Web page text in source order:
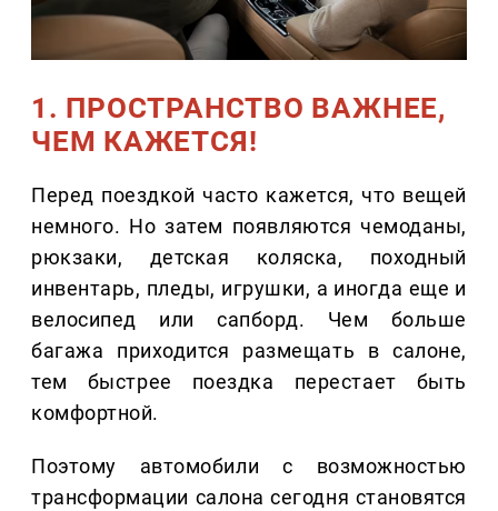
1. ПРОСТРАНСТВО ВАЖНЕЕ,
ЧЕМ КАЖЕТСЯ!
Перед поездкой часто кажется, что вещей
немного. Но затем появляются чемоданы,
рюкзаки, детская коляска, походный
инвентарь, пледы, игрушки, а иногда еще и
велосипед или сапборд. Чем больше
багажа приходится размещать в салоне,
тем быстрее поездка перестает быть
комфортной.
Поэтому автомобили с возможностью
трансформации салона сегодня становятся